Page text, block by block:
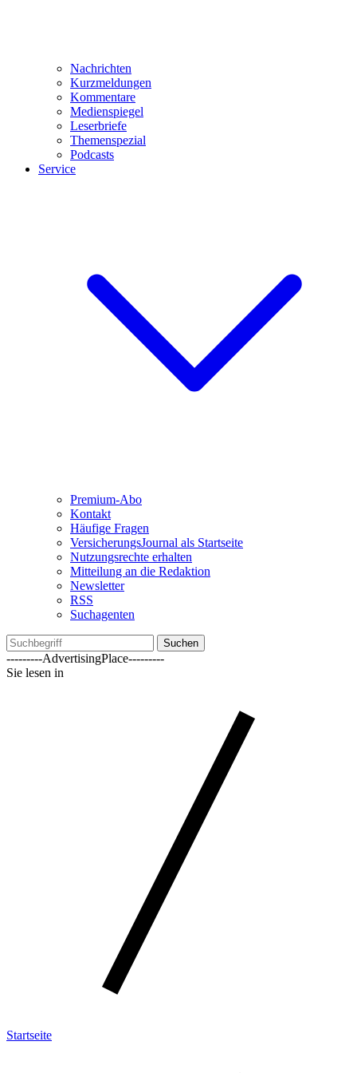
Nachrichten
Kurzmeldungen
Kommentare
Medienspiegel
Leserbriefe
Themenspezial
Podcasts
Service
Premium-Abo
Kontakt
Häufige Fragen
VersicherungsJournal als Startseite
Nutzungsrechte erhalten
Mitteilung an die Redaktion
Newsletter
RSS
Suchagenten
Suchen
---------AdvertisingPlace---------
Sie lesen in
Startseite